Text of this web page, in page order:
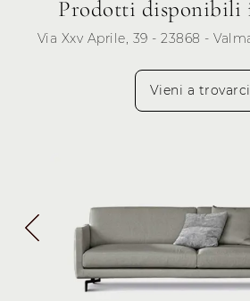
Prodotti disponibili
Via Xxv Aprile, 39 - 23868 -
Vieni a trovarci